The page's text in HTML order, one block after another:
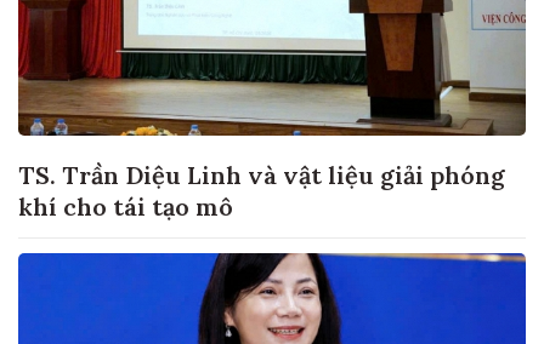
TS. Trần Diệu Linh và vật liệu giải phóng
khí cho tái tạo mô